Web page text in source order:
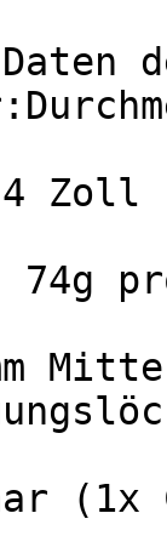
Zoll
74g
(1x